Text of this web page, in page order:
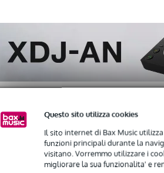
Questo sito utilizza cookies
Il sito internet di Bax Music
funzioni principali durante la
visitano. Vorremmo utilizzare i
migliorare la sua funzionalita' e
Recensioni(0) Download (1)
1043 Sistema a colonna PA